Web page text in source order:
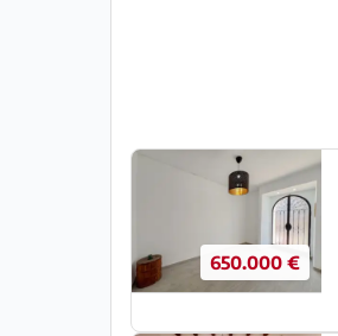
650.000 €